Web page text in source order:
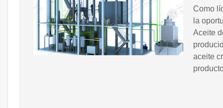
Como
la
Aceite
aceite